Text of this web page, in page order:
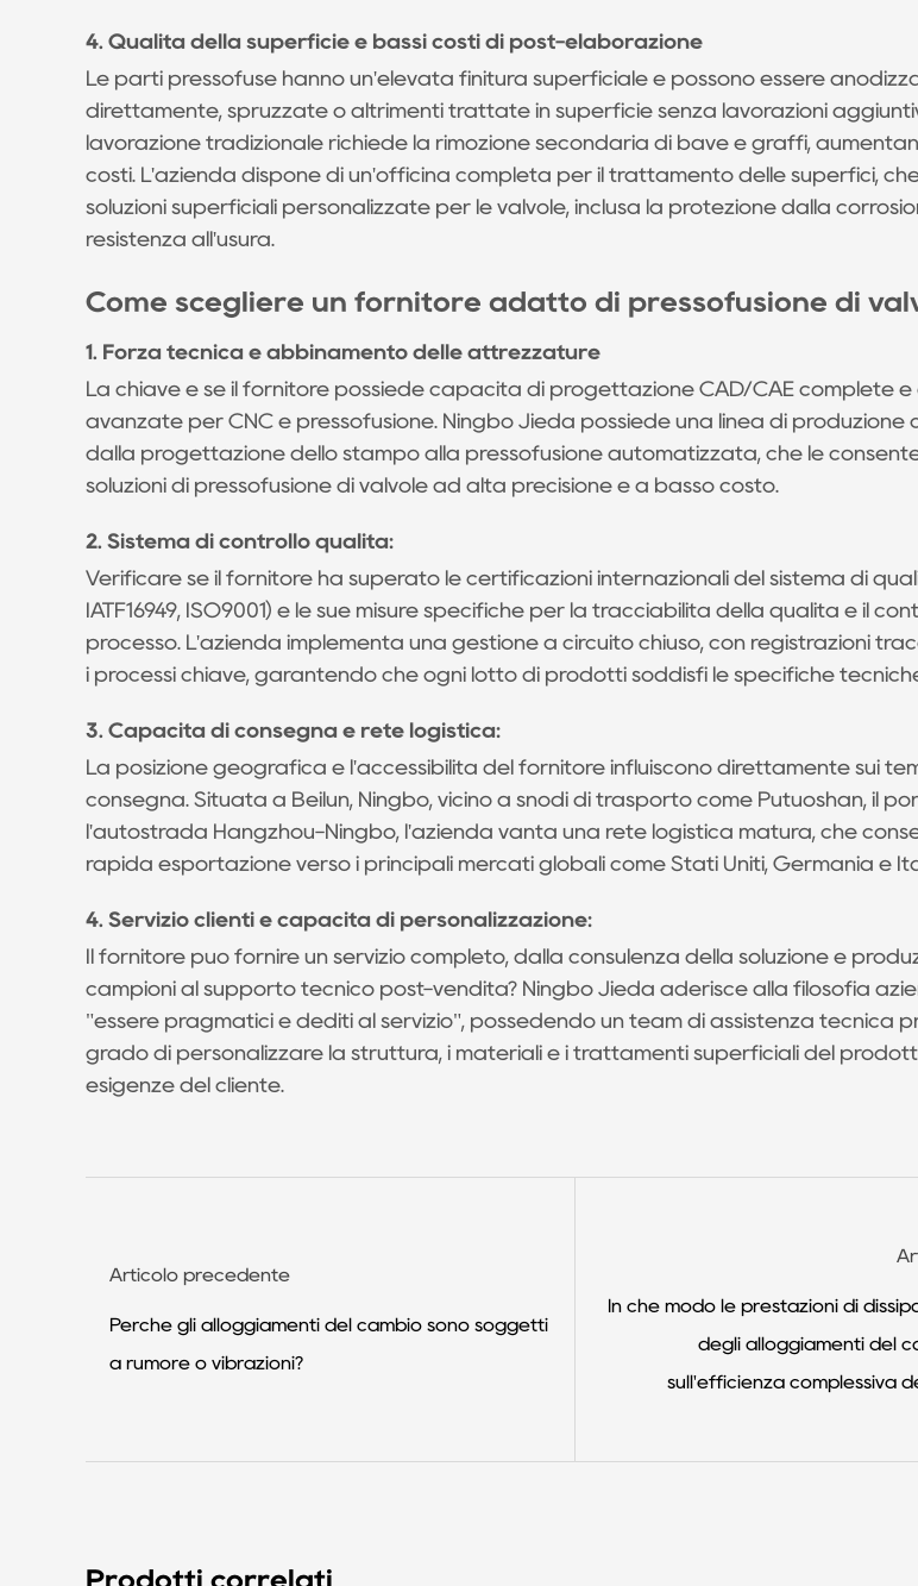
Qualità
della
superficie
e
bassi
costi
di
elaborazione
1
fornitore
di
pressofusione
di
Forza
tecnica
e
abbinamento
delle
1.2
2.
Sistema
di
controllo
qualità:
Capacità
e
logistica:
1.4
clienti
4. Qualità della superficie e bassi costi di post-elaborazione
Le parti pressofuse hanno un'elevata finitura superficiale e possono essere
direttamente, spruzzate o altrimenti trattate in superficie senza lavorazioni
lavorazione tradizionale richiede la rimozione secondaria di bave e graffi,
costi. L'azienda dispone di un'officina completa per il trattamento delle superfici,
soluzioni superficiali personalizzate per le valvole, inclusa la protezione dalla
resistenza all'usura.
Come scegliere un fornitore adatto di pressofusione di
1. Forza tecnica e abbinamento delle attrezzature
La chiave è se il fornitore possiede capacità di progettazione CAD/CAE complete
avanzate per CNC e pressofusione. Ningbo Jieda possiede una linea di produzione
dalla progettazione dello stampo alla pressofusione automatizzata, che le
soluzioni di pressofusione di valvole ad alta precisione e a basso costo.
2. Sistema di controllo qualità:
Verificare se il fornitore ha superato le certificazioni internazionali del sistema di
IATF16949, ISO9001) e le sue misure specifiche per la tracciabilità della qualità e il
processo. L'azienda implementa una gestione a circuito chiuso, con registrazioni
i processi chiave, garantendo che ogni lotto di prodotti soddisfi le specifiche
3. Capacità di consegna e rete logistica:
La posizione geografica e l'accessibilità del fornitore influiscono direttamente sui
consegna. Situata a Beilun, Ningbo, vicino a snodi di trasporto come Putuoshan, il
l'autostrada Hangzhou-Ningbo, l'azienda vanta una rete logistica matura, che
rapida esportazione verso i principali mercati globali come Stati Uniti, Germania e
4. Servizio clienti e capacità di personalizzazione:
Il fornitore può fornire un servizio completo, dalla consulenza della soluzione e
campioni al supporto tecnico post-vendita? Ningbo Jieda aderisce alla filosofia
"essere pragmatici e dediti al servizio", possedendo un team di assistenza tecnica
grado di personalizzare la struttura, i materiali e i trattamenti superficiali del
esigenze del cliente.
Articolo precedente
Perché gli alloggiamenti del cambio sono soggetti
a rumore o vibrazioni?
In che modo le prestazioni di
degli alloggiamenti del
sull'efficienza complessiva
Prodotti correlati